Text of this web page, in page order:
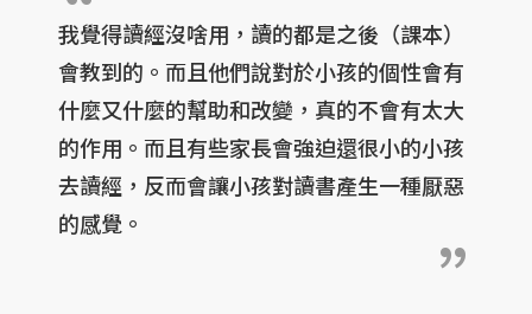
我覺得讀經沒啥用，讀的都是之後（課本）
會教到的。而且他們說對於小孩的個性會有
什麼又什麼的幫助和改變，真的不會有太大
的作用。而且有些家長會強迫還很小的小孩
去讀經，反而會讓小孩對讀書產生一種厭惡
的感覺。